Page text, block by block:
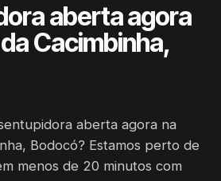
aberta agora
Cacimbinha,
aberta agora na
Bodocó? Estamos perto de
menos de 20 minutos com